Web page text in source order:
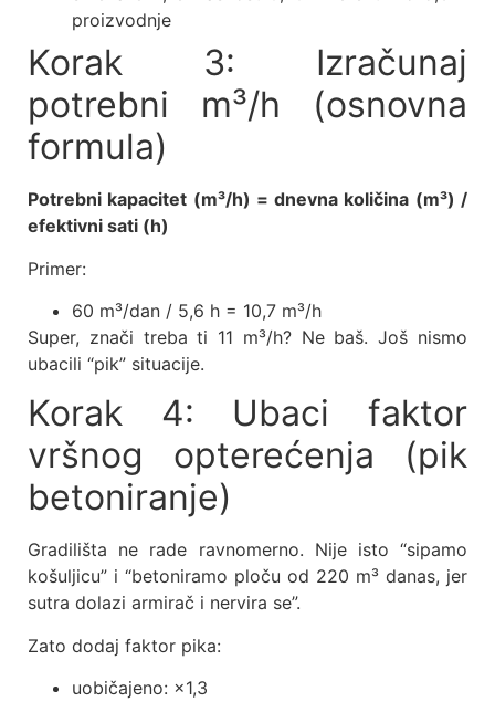
proizvodnje
Korak 3: Izračunaj
potrebni m³/h (osnovna
formula)
Potrebni kapacitet (m³/h) = dnevna količina (m³) /
efektivni sati (h)
Primer:
60 m³/dan / 5,6 h = 10,7 m³/h
Super, znači treba ti 11 m³/h? Ne baš. Još nismo
ubacili “pik” situacije.
Korak 4: Ubaci faktor
vršnog opterećenja (pik
betoniranje)
Gradilišta ne rade ravnomerno. Nije isto “sipamo
košuljicu” i “betoniramo ploču od 220 m³ danas, jer
sutra dolazi armirač i nervira se”.
Zato dodaj faktor pika:
uobičajeno: ×1,3